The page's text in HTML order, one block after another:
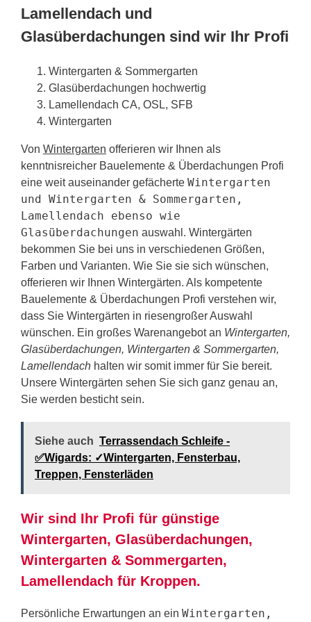
Lamellendach und
Glasüberdachungen sind wir Ihr Profi
Wintergarten & Sommergarten
Glasüberdachungen hochwertig
Lamellendach CA, OSL, SFB
Wintergarten
Von Wintergarten offerieren wir Ihnen als
kenntnisreicher Bauelemente & Überdachungen Profi
eine weit auseinander gefächerte Wintergarten
und Wintergarten & Sommergarten,
Lamellendach ebenso wie
Glasüberdachungen auswahl. Wintergärten
bekommen Sie bei uns in verschiedenen Größen,
Farben und Varianten. Wie Sie sie sich wünschen,
offerieren wir Ihnen Wintergärten. Als kompetente
Bauelemente & Überdachungen Profi verstehen wir,
dass Sie Wintergärten in riesengroßer Auswahl
wünschen. Ein großes Warenangebot an Wintergarten,
Glasüberdachungen, Wintergarten & Sommergarten,
Lamellendach halten wir somit immer für Sie bereit.
Unsere Wintergärten sehen Sie sich ganz genau an,
Sie werden besticht sein.
Siehe auch Terrassendach Schleife -
✅Wigards: ✓Wintergarten, Fensterbau,
Treppen, Fensterläden
Wir sind Ihr Profi für günstige
Wintergarten, Glasüberdachungen,
Wintergarten & Sommergarten,
Lamellendach für Kroppen.
Persönliche Erwartungen an ein Wintergarten,